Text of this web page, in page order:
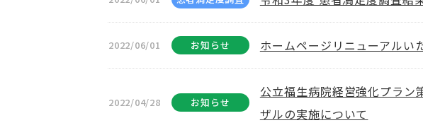
2022/06/01 お知らせ ホームページリニューアルい
2022/04/28 お知らせ
公立福生病院経営強化プラン
ザルの実施について